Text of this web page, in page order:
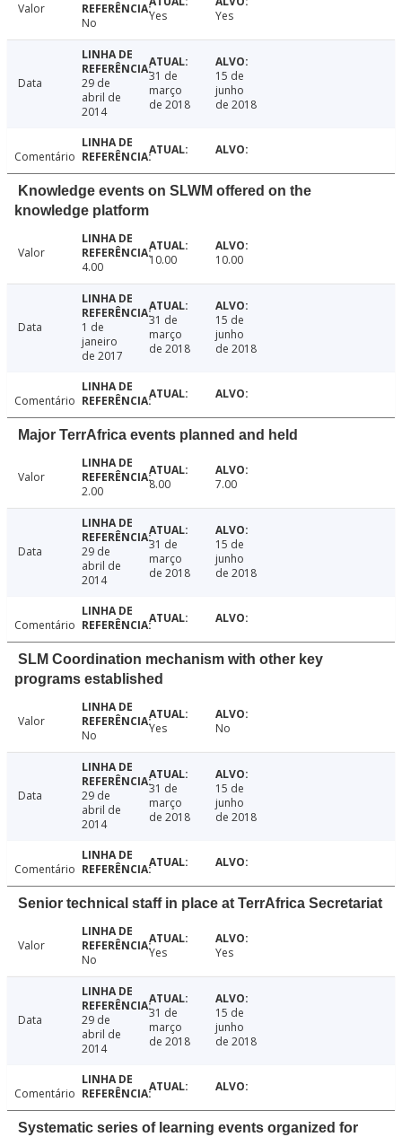
Valor
No
Yes Yes
Data
29 de
abril de
2014
31 de
março
de 2018
15 de
junho
de 2018
Comentário
Knowledge events on SLWM offered on the
knowledge platform
Valor
4.00
10.00 10.00
Data
1 de
janeiro
de 2017
31 de
março
de 2018
15 de
junho
de 2018
Comentário
Major TerrAfrica events planned and held
Valor
2.00
8.00 7.00
Data
29 de
abril de
2014
31 de
março
de 2018
15 de
junho
de 2018
Comentário
SLM Coordination mechanism with other key
programs established
Valor
No
Yes No
Data
29 de
abril de
2014
31 de
março
de 2018
15 de
junho
de 2018
Comentário
Senior technical staff in place at TerrAfrica Secretariat
Valor
No
Yes Yes
Data
29 de
abril de
2014
31 de
março
de 2018
15 de
junho
de 2018
Comentário
Systematic series of learning events organized for